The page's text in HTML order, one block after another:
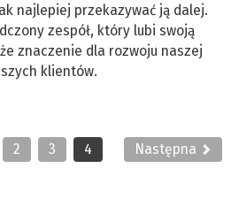
najlepiej przekazywać ją dalej.
zespół, który lubi swoją
znaczenie dla rozwoju naszej
naszych klientów.
2 3 4 Następna